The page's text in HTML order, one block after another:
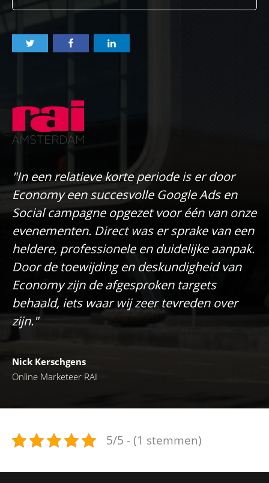
"In een relatieve korte periode is er door
Economy een succesvolle Google Ads en
Social campagne opgezet voor één van onze
evenementen. Direct was er sprake van een
heldere, professionele en duidelijke aanpak.
Door de toewijding en deskundigheid van
Economy zijn de afgesproken targets
behaald, iets waar wij zeer tevreden over
zijn."
Nick Kerschgens
Online Marketeer RAI
5/5 - (1 stemmen)